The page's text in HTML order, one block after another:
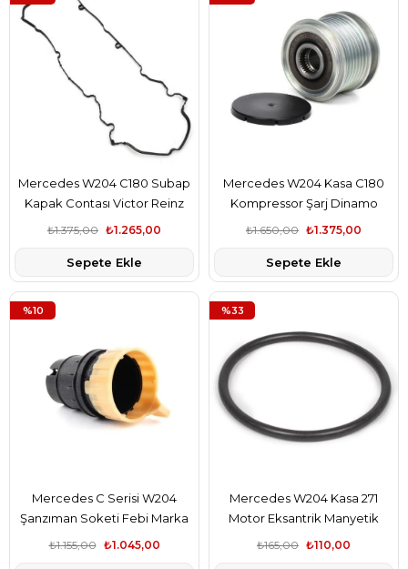
Mercedes W204 C180 Subap
Kapak Contası Victor Reinz
Marka A2710160921
₺1.265,00
₺1.375,00
Sepete Ekle
Mercedes W204 Kasa C180
Kompressor Şarj Dinamo
Kasnağı Valeo Marka
₺1.375,00
₺1.650,00
Sepete Ekle
Mercedes C Serisi W204
Şanzıman Soketi Febi Marka
A2035400253
₺1.045,00
₺1.155,00
%10
Mercedes W204 Kasa 271
Motor Eksantrik Manyetik
Olringi Febi Marka
₺110,00
₺165,00
%33